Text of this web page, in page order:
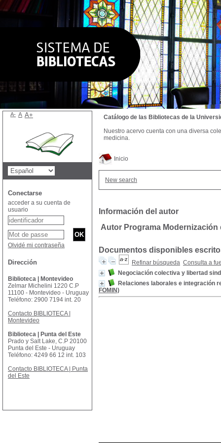
Inicio
New search
Información del autor
Autor Programa Modernización
Documentos disponibles
Refinar búsqueda Consulta a
Negociación colectiva y libertad
Relaciones laborales e integración
FOMIN)
Catálogo de las Bibliotecas de la
Nuestro acervo cuenta con una diversa
medicina.
A- A A+
Conectarse
acceder a su cuenta de
usuario
Olvidé mi contraseña
Dirección
Biblioteca | Montevideo
Zelmar Michelini 1220 C.P
11100 - Montevideo - Uruguay
Teléfono: 2900 7194 int. 20
Contacto BIBLIOTECA |
Montevideo
Biblioteca | Punta del Este
Prado y Salt Lake, C.P 20100
Punta del Este - Uruguay
Teléfono: 4249 66 12 int. 103
Contacto BIBLIOTECA | Punta
del Este